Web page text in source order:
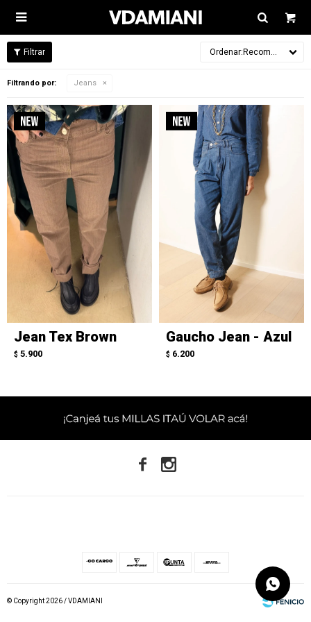

Recomendados
Filtrando por: Jeans
Jean Tex Brown
$ 5.900
Gaucho Jean - Azul
$ 6.200
 
© Copyright 2026 / VDAMIANI